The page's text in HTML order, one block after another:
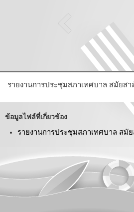
รายงานการประชุมสภาเทศบาล สมัยส
ข้อมูลไฟล์ที่เกี่ยวข้อง
รายงานการประชุมสภาเทศบาล สมั